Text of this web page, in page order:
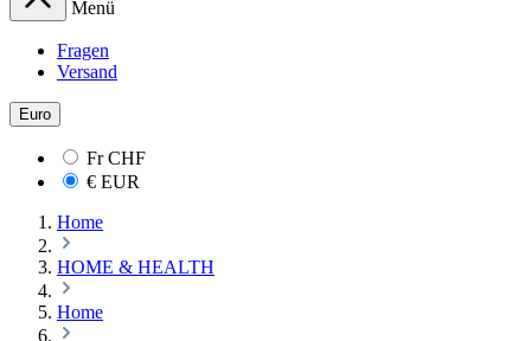
Menü
Fragen
Versand
Euro
FrCHF
€ EUR
Home
HOME & HEALTH
Home